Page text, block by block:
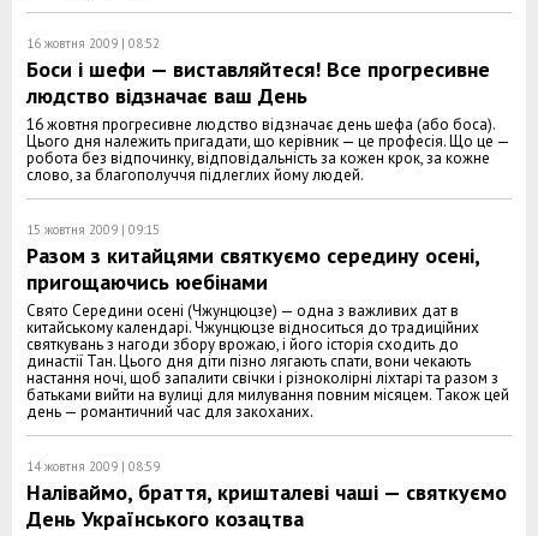
16 жовтня 2009 | 08:52
Боси і шефи — виставляйтеся! Все прогресивне
людство відзначає ваш День
16 жовтня прогресивне людство відзначає день шефа (або боса).
Цього дня належить пригадати, що керівник — це професія. Що це —
робота без відпочинку, відповідальність за кожен крок, за кожне
слово, за благополуччя підлеглих йому людей.
15 жовтня 2009 | 09:15
Разом з китайцями святкуємо середину осені,
пригощаючись юебінами
Свято Середини осені (Чжунцюцзе) — одна з важливих дат в
китайському календарі. Чжунцюцзе відноситься до традиційних
святкувань з нагоди збору врожаю, і його історія сходить до
династії Тан. Цього дня діти пізно лягають спати, вони чекають
настання ночі, щоб запалити свічки і різноколірні ліхтарі та разом з
батьками вийти на вулиці для милування повним місяцем. Також цей
день — романтичний час для закоханих.
14 жовтня 2009 | 08:59
Наліваймо, браття, кришталеві чаші — святкуємо
День Українського козацтва